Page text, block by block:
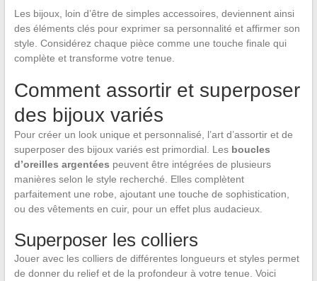
Les bijoux, loin d’être de simples accessoires, deviennent ainsi
des éléments clés pour exprimer sa personnalité et affirmer son
style. Considérez chaque pièce comme une touche finale qui
complète et transforme votre tenue.
Comment assortir et superposer
des bijoux variés
Pour créer un look unique et personnalisé, l’art d’assortir et de
superposer des bijoux variés est primordial. Les boucles
d’oreilles argentées peuvent être intégrées de plusieurs
manières selon le style recherché. Elles complètent
parfaitement une robe, ajoutant une touche de sophistication,
ou des vêtements en cuir, pour un effet plus audacieux.
Superposer les colliers
Jouer avec les colliers de différentes longueurs et styles permet
de donner du relief et de la profondeur à votre tenue. Voici